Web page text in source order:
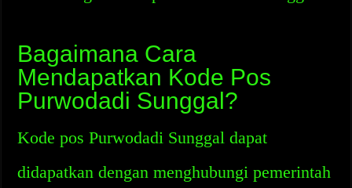
Bagaimana Cara
Mendapatkan Kode Pos
Purwodadi Sunggal?
Kode pos Purwodadi Sunggal dapat
didapatkan dengan menghubungi pemerintah